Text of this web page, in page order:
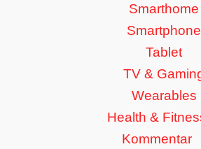
Smarthome
Smartphone
Tablet
TV &
Wearables
Health &
Kommentar